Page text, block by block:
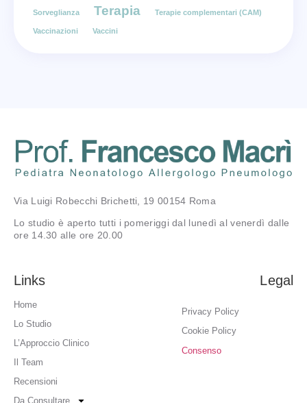
Sorveglianza Terapia Terapie complementari (CAM)
Vaccinazioni Vaccini
Via Luigi Robecchi Brichetti, 19 00154 Roma
Lo studio è aperto tutti i pomeriggi dal lunedì al venerdì dalle
ore 14.30 alle ore 20.00
Links
Home
Lo Studio
L’Approccio Clinico
Il Team
Recensioni
Da Consultare
Legal
Privacy Policy
Cookie Policy
Consenso